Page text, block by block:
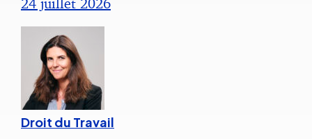
Droit du Travail